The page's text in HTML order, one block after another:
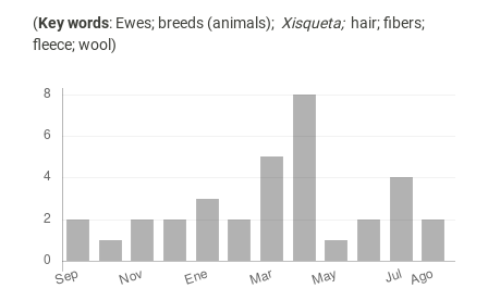
(Key words: Ewes; breeds (animals); Xisqueta;hair; fibers;
fleece; wool)